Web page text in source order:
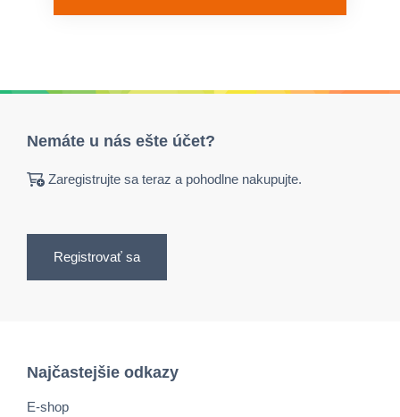
Nemáte u nás ešte účet?
Zaregistrujte sa teraz a pohodlne nakupujte.
Registrovať sa
Najčastejšie odkazy
E-shop